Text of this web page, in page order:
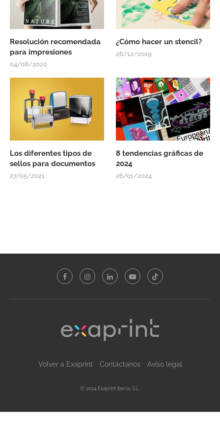
Resolución recomendada
para impresiones
04/08/2020
¿Cómo hacer un stencil?
26/12/2019
Los diferentes tipos de
sellos para documentos
27/05/2021
8 tendencias gráficas de
2024
26/01/2024
Volver a Exaprint Contáctanos Aviso legal
© 2024 Exaprint Iberia, S.L.